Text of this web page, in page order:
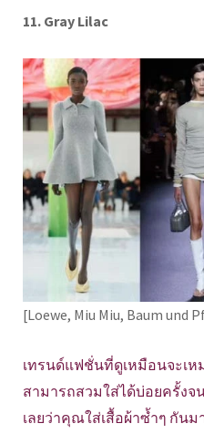
11. Gray Lilac
[Loewe, Miu Miu, Baum und
เทรนด์แฟชั่นที่ดูเหมือนจะเ
สามารถสวมใส่ได้บ่อยครั้งจ
เลยว่าคุณใส่เสื้อผ้าซ้ำๆ กัน